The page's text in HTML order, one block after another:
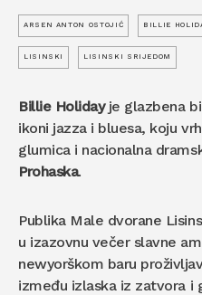
ARSEN ANTON OSTOJIĆ BILLIE
LISINSKI LISINSKI SRIJEDOM
Billie Holidayje glazbena
ikoni jazza i bluesa, koju
glumica i nacionalna
Prohaska.
Publika Male dvorane
u izazovnu večer slavne
newyorškom baru
između izlaska iz zatvora i